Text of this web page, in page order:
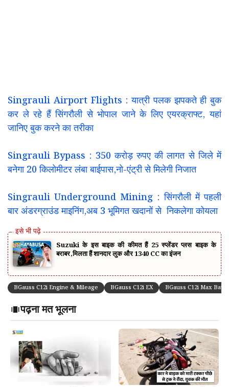
Singrauli Airport Flights : यात्री पलक झपकते ही बुक
कर ले रहे हैं सिंगरौली से भोपाल जाने के लिए एयरक्राफ्ट, यहां
जानिए बुक करने का तरीका
Singrauli Bypass : 350 करोड़ रुपए की लागत से जिले में
बनेगा 20 किलोमीटर लंबा बाईपास,नो-एंट्री से मिलेगी निजात
Singrauli Underground Mining : सिंगरौली में पहली
बार अंडरग्राउंड माइनिंग,अब 3 भूमिगत खदानों से निकलेगा कोयला
Suzuki के इस बाइक की कीमत हैं 25 स्प्लेंडर प्लस बाइक के
बराबर,मिलता हैं शानदार लुक और 1340 CC का इंजन
BGauss C12i Engine & Mileage BGauss C12i EX BGauss C12i Max
पढ़ना मत भूलना